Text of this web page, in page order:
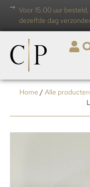
Voor 15.00 uur besteld,
dezelfde dag
Home / Alle